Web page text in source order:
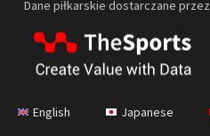
Dane piłkarskie dostarczane przez
English Japanese